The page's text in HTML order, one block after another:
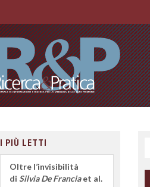
I PIÙ LETTI
Oltre l’invisibilità
di Silvia De Franciaet al.